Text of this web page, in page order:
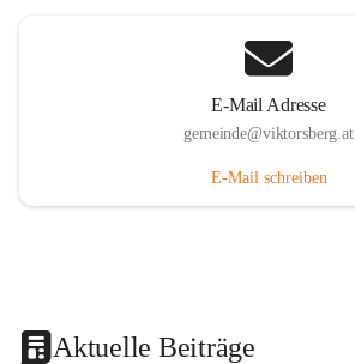
E-Mail Adresse
gemeinde@viktorsberg.at
E-Mail schreiben
Aktuelle Beiträge